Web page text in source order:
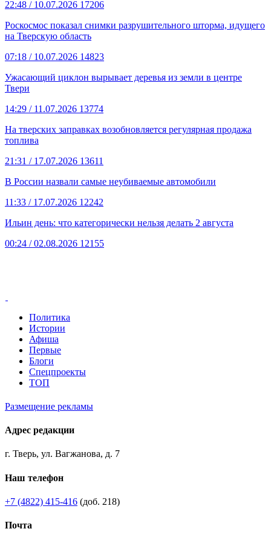
22:48 / 10.07.2026 17206
Роскосмос показал снимки разрушительного шторма, идущего
на Тверскую область
07:18 / 10.07.2026 14823
Ужасающий циклон вырывает деревья из земли в центре
Твери
14:29 / 11.07.2026 13774
На тверских заправках возобновляется регулярная продажа
топлива
21:31 / 17.07.2026 13611
В России назвали самые неубиваемые автомобили
11:33 / 17.07.2026 12242
Ильин день: что категорически нельзя делать 2 августа
00:24 / 02.08.2026 12155
Политика
Истории
Афиша
Первые
Блоги
Спецпроекты
ТОП
Размещение рекламы
Адрес редакции
г. Тверь, ул. Вагжанова, д. 7
Наш телефон
+7 (4822) 415-416 (доб. 218)
Почта